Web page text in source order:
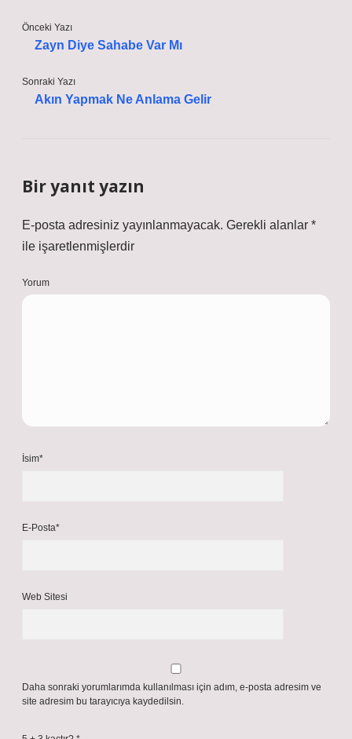
Önceki Yazı
Zayn Diye Sahabe Var Mı
Sonraki Yazı
Akın Yapmak Ne Anlama Gelir
Bir yanıt yazın
E-posta adresiniz yayınlanmayacak. Gerekli alanlar *
ile işaretlenmişlerdir
Yorum
İsim*
E-Posta*
Web Sitesi
Daha sonraki yorumlarımda kullanılması için adım, e-posta adresim ve
site adresim bu tarayıcıya kaydedilsin.